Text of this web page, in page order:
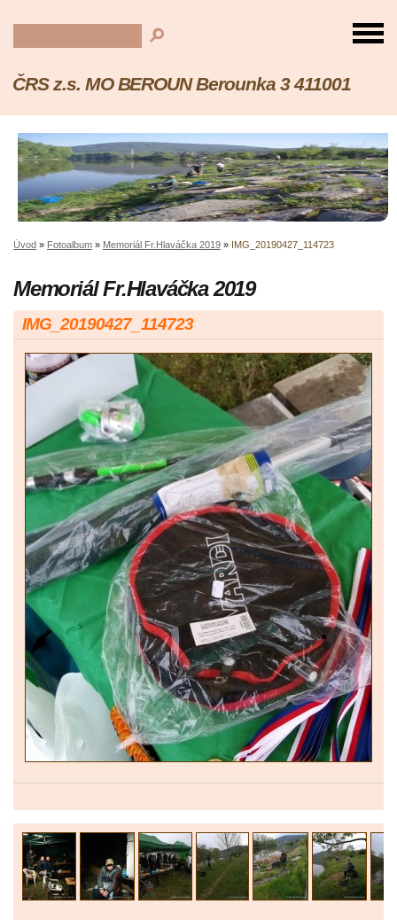
ČRS z.s. MO BEROUN Berounka 3 411001
Úvod » Fotoalbum » Memoriál Fr.Hlaváčka 2019 » IMG_20190427_114723
Memoriál Fr.Hlaváčka 2019
IMG_20190427_114723